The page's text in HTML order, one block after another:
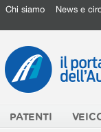
Chi siamo News e
PATENTI